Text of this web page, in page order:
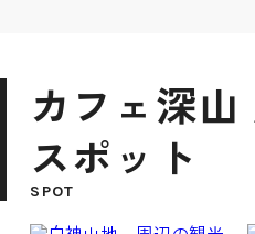
カフェ深
スポット
SPOT